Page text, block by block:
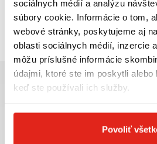
sociálnych médií a analýzu
súbory cookie. Informácie o tom,
webové stránky, poskytujeme aj
oblasti sociálnych médií, inzercie
môžu príslušné informácie
údajmi, ktoré ste im poskytli alebo
keď ste používali ich služby.
Povoliť
Pozreli ste2 z2